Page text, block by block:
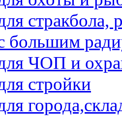
стракбола,
большим
ЧОП и
стройки